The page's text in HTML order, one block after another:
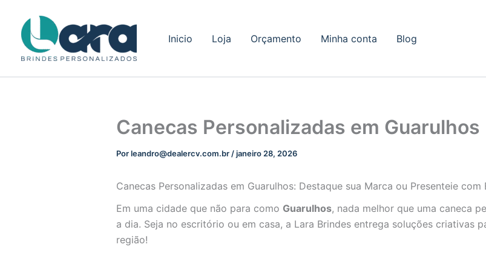
conteúdo
Inicio Loja Orçamento Minha conta Blog
Canecas Personalizadas em Guarulhos
Porleandro@dealercv.com.br /janeiro 28, 2026
Canecas Personalizadas em Guarulhos: Destaque sua Marca ou Presenteie com
Em uma cidade que não para como Guarulhos, nada melhor que uma caneca
a dia. Seja no escritório ou em casa, a Lara Brindes entrega soluções criativas
região!